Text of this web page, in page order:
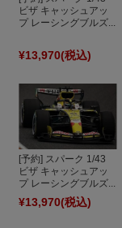
ビザ キャッシュアッ
プ レーシングブルズ...
¥13,970(税込)
[予約] スパーク 1/43
ビザ キャッシュアッ
プ レーシングブルズ...
¥13,970(税込)